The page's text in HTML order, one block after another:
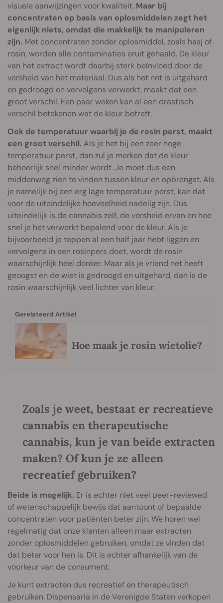
visuele aanwijzingen voor kwaliteit. Maar bij
concentraten op basis van oplosmiddelen zegt het
eigenlijk niets, omdat die makkelijk te manipuleren
zijn. Met concentraten zonder oplosmiddel, zoals hasj of
rosin, worden alle contaminaties eruit gehaald. De kleur
van het extract wordt daarbij sterk beïnvloed door de
versheid van het materiaal. Dus als het net is uitgehard
en gedroogd en vervolgens verwerkt, maakt dat een
groot verschil. Een paar weken kan al een drastisch
verschil betekenen wat de kleur betreft.
Ook de temperatuur waarbij je de rosin perst, maakt
een groot verschil. Als je het bij een zeer hoge
temperatuur perst, dan zul je merken dat de kleur
behoorlijk snel minder wordt. Je moet dus een
middenweg zien te vinden tussen kleur en opbrengst. Als
je namelijk bij een erg lage temperatuur perst, kan dat
voor de uiteindelijke hoeveelheid nadelig zijn. Dus
uiteindelijk is de cannabis zelf, de versheid ervan en hoe
snel je het verwerkt bepalend voor de kleur. Als je
bijvoorbeeld je toppen al een half jaar hebt liggen en
vervolgens in een rosinpers doet, wordt de rosin
waarschijnlijk heel donker. Maar als je vriend net heeft
geoogst en de wiet is gedroogd en uitgehard, dan is de
rosin waarschijnlijk veel lichter van kleur.
Gerelateerd Artikel
Hoe maak je rosin wietolie?
Zoals je weet, bestaat er recreatieve
cannabis en therapeutische
cannabis, kun je van beide extracten
maken? Of kun je ze alleen
recreatief gebruiken?
Beide is mogelijk. Er is echter niet veel peer-reviewed
of wetenschappelijk bewijs dat aantoont of bepaalde
concentraten voor patiënten beter zijn. We horen wel
regelmatig dat onze klanten alleen maar extracten
zonder oplosmiddelen gebruiken, omdat ze vinden dat
dat beter voor hen is. Dit is echter afhankelijk van de
voorkeur van de consument.
Je kunt extracten dus recreatief en therapeutisch
gebruiken. Dispensaria in de Verenigde Staten verkopen